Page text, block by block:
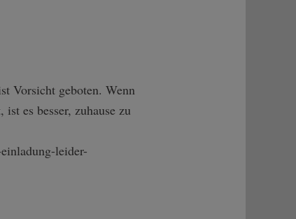
Vorsicht geboten. Wenn
es besser, zuhause zu
leider­-